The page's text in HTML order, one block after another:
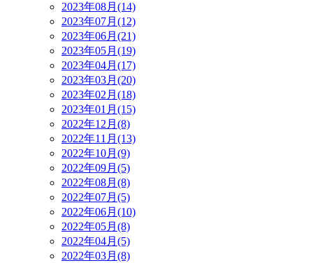
2023年08月(14)
2023年07月(12)
2023年06月(21)
2023年05月(19)
2023年04月(17)
2023年03月(20)
2023年02月(18)
2023年01月(15)
2022年12月(8)
2022年11月(13)
2022年10月(9)
2022年09月(5)
2022年08月(8)
2022年07月(5)
2022年06月(10)
2022年05月(8)
2022年04月(5)
2022年03月(8)